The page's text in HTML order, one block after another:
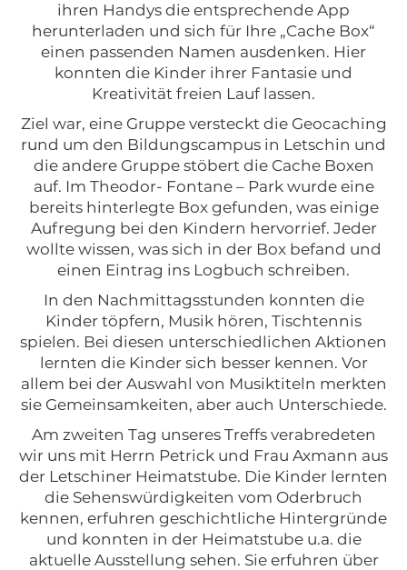
ihren Handys die entsprechende App
herunterladen und sich für Ihre „Cache Box“
einen passenden Namen ausdenken. Hier
konnten die Kinder ihrer Fantasie und
Kreativität freien Lauf lassen.
Ziel war, eine Gruppe versteckt die Geocaching
rund um den Bildungscampus in Letschin und
die andere Gruppe stöbert die Cache Boxen
auf. Im Theodor- Fontane – Park wurde eine
bereits hinterlegte Box gefunden, was einige
Aufregung bei den Kindern hervorrief. Jeder
wollte wissen, was sich in der Box befand und
einen Eintrag ins Logbuch schreiben.
In den Nachmittagsstunden konnten die
Kinder töpfern, Musik hören, Tischtennis
spielen. Bei diesen unterschiedlichen Aktionen
lernten die Kinder sich besser kennen. Vor
allem bei der Auswahl von Musiktiteln merkten
sie Gemeinsamkeiten, aber auch Unterschiede.
Am zweiten Tag unseres Treffs verabredeten
wir uns mit Herrn Petrick und Frau Axmann aus
der Letschiner Heimatstube. Die Kinder lernten
die Sehenswürdigkeiten vom Oderbruch
kennen, erfuhren geschichtliche Hintergründe
und konnten in der Heimatstube u.a. die
aktuelle Ausstellung sehen. Sie erfuhren über